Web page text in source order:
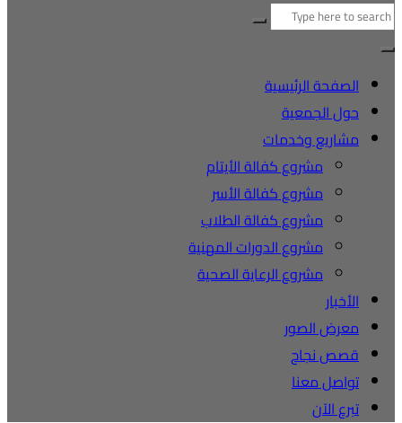
البحث
عن:
الصفحة الرئيسية
حول الجمعية
مشاريع وخدمات
مشروع كفالة الأيتام
مشروع كفالة الأسر
مشروع كفالة الطلاب
مشروع الدورات المهنية
مشروع الرعاية الصحية
الأخبار
معرض الصور
قصص نجاح
تواصل معنا
تبرع الآن